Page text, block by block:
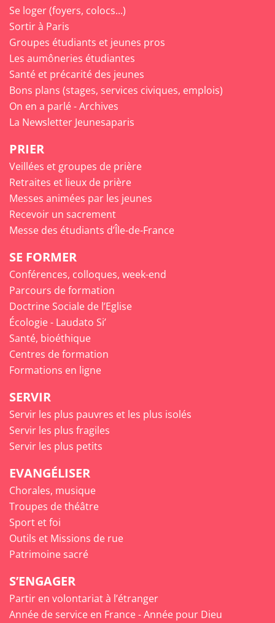
Se loger (foyers, colocs...)
Sortir à Paris
Groupes étudiants et jeunes pros
Les aumôneries étudiantes
Santé et précarité des jeunes
Bons plans (stages, services civiques, emplois)
On en a parlé - Archives
La Newsletter Jeunesaparis
PRIER
Veillées et groupes de prière
Retraites et lieux de prière
Messes animées par les jeunes
Recevoir un sacrement
Messe des étudiants d’Île-de-France
SE FORMER
Conférences, colloques, week-end
Parcours de formation
Doctrine Sociale de l’Eglise
Écologie - Laudato Si’
Santé, bioéthique
Centres de formation
Formations en ligne
SERVIR
Servir les plus pauvres et les plus isolés
Servir les plus fragiles
Servir les plus petits
EVANGÉLISER
Chorales, musique
Troupes de théâtre
Sport et foi
Outils et Missions de rue
Patrimoine sacré
S’ENGAGER
Partir en volontariat à l’étranger
Année de service en France - Année pour Dieu